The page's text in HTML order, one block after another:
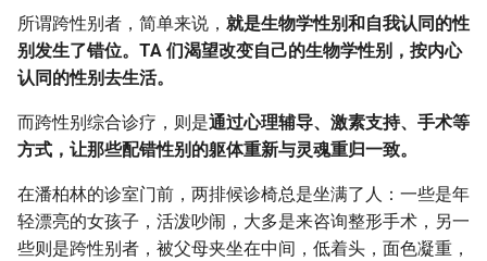
所谓跨性别者，简单来说， 就是生物学性别和自我认同的性
别发生了错位。TA 们渴望改变自己的生物学性别，按内心
认同的性别去生活。
而跨性别综合诊疗，则是通过心理辅导、激素支持、手术等
方式，让那些配错性别的躯体重新与灵魂重归一致。
在潘柏林的诊室门前，两排候诊椅总是坐满了人：一些是年
轻漂亮的女孩子，活泼吵闹，大多是来咨询整形手术，另一
些则是跨性别者，被父母夹坐在中间，低着头，面色凝重，